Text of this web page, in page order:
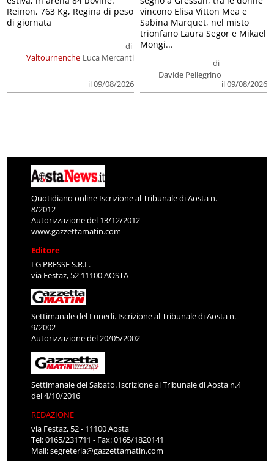
Valtournenche
di
Luca Mercanti
il 09/08/2026
Reinon, 763 Kg, Regina di peso
di giornata
di
Davide Pellegrino
il 09/08/2026
vincono Elisa Vitton Mea e
Sabina Marquet, nel misto
trionfano Laura Segor e Mikael
Mongi...
Quotidiano online Iscrizione al Tribunale di Aosta n.
8/2012
Autorizzazione del 13/12/2012
www.gazzettamatin.com
Editore
LG PRESSE S.R.L.
via Festaz, 52 11100 AOSTA
Settimanale del Lunedì. Iscrizione al Tribunale di Aosta n.
9/2002
Autorizzazione del 20/05/2002
Settimanale del Sabato. Iscrizione al Tribunale di Aosta n.4
del 4/10/2016
REDAZIONE
via Festaz, 52 - 11100 Aosta
Tel: 0165/231711 - Fax: 0165/1820141
Mail:segreteria@gazzettamatin.com